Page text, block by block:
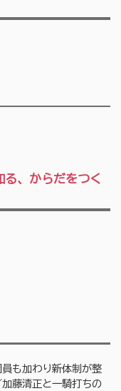
、からだをつく
も加わり新体制が整
藤清正と一騎打ちの